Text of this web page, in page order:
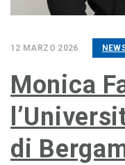
12 MARZO 2026
Monica
di